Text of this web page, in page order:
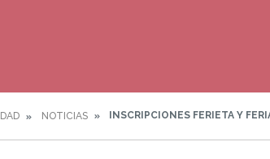
NOTICIAS INSCRIPCIONES FERIETA Y